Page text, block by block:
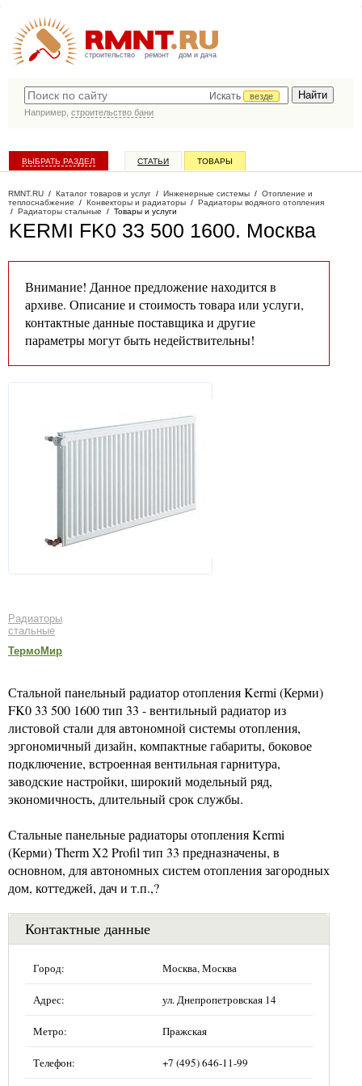
строительство ремонт дом и дача
Искать
везде
Например, строительство бани
ВЫБРАТЬ РАЗДЕЛ СТАТЬИ ТОВАРЫ
RMNT.RU / Каталог товаров и услуг / Инженерные системы / Отопление и
теплоснабжение / Конвекторы и радиаторы / Радиаторы водяного отопления
/ Радиаторы стальные / Товары и услуги
KERMI FK0 33 500 1600. Москва
Внимание! Данное предложение находится в
архиве. Описание и стоимость товара или услуги,
контактные данные поставщика и другие
параметры могут быть недействительны!
Радиаторы
стальные
ТермоМир
Стальной панельный радиатор отопления Kermi (Керми)
FK0 33 500 1600 тип 33 - вентильный радиатор из
листовой стали для автономной системы отопления,
эргономичный дизайн, компактные габариты, боковое
подключение, встроенная вентильная гарнитура,
заводские настройки, широкий модельный ряд,
экономичность, длительный срок службы.
Стальные панельные радиаторы отопления Kermi
(Керми) Therm X2 Profil тип 33 предназначены, в
основном, для автономных систем отопления загородных
дом, коттеджей, дач и т.п.,?
Контактные данные
Город: Москва, Москва
Адрес: ул. Днепропетровская 14
Метро: Пражская
Телефон: +7 (495) 646-11-99